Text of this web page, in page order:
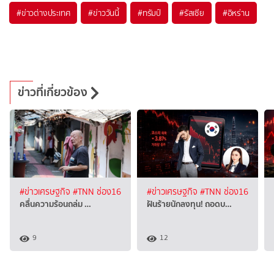
#ข่าวต่างประเทศ #ข่าววันนี้ #ทรัมป์ #รัสเซีย #อิหร่าน
ข่าวที่เกี่ยวข้อง
#ข่าวเศรษฐกิจ #TNN ช่อง16
คลื่นความร้อนถล่ม …
9
#ข่าวเศรษฐกิจ #TNN ช่อง16
ฝันร้ายนักลงทุน! ถอดบ…
12